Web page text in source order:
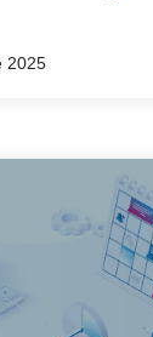
2025